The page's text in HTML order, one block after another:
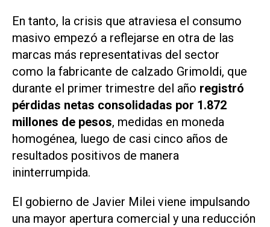
En tanto, la crisis que atraviesa el consumo
masivo empezó a reflejarse en otra de las
marcas más representativas del sector
como la fabricante de calzado Grimoldi, que
durante el primer trimestre del año registró
pérdidas netas consolidadas por 1.872
millones de pesos, medidas en moneda
homogénea, luego de casi cinco años de
resultados positivos de manera
ininterrumpida.
El gobierno de Javier Milei viene impulsando
una mayor apertura comercial y una reducción